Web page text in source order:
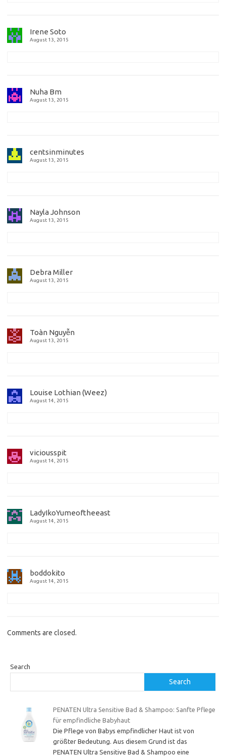
Irene Soto
August 13, 2015
Nuha Bm
August 13, 2015
centsinminutes
August 13, 2015
Nayla Johnson
August 13, 2015
Debra Miller
August 13, 2015
Toàn Nguyễn
August 13, 2015
Louise Lothian (Weez)
August 14, 2015
viciousspit
August 14, 2015
LadyIkoYumeoftheeast
August 14, 2015
boddokito
August 14, 2015
Comments are closed.
Search
Search
PENATEN Ultra Sensitive Bad & Shampoo: Sanfte Pflege
für empfindliche Babyhaut
Die Pflege von Babys empfindlicher Haut ist von
größter Bedeutung. Aus diesem Grund ist das
PENATEN Ultra Sensitive Bad & Shampoo eine